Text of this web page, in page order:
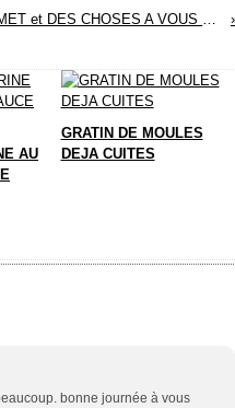
SAUMON EN SALADE POUR GOURMET et DES CHOSES A VOUS DIRE ...
AU
GRATIN DE MOULES
DEJA CUITES
bonne journée à vous